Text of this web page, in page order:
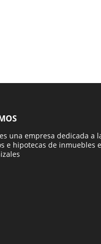
una empresa dedicada a
e hipotecas de inmuebles